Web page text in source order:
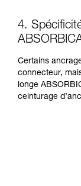
4.
Certains
connecteur,
longe
ceinturage